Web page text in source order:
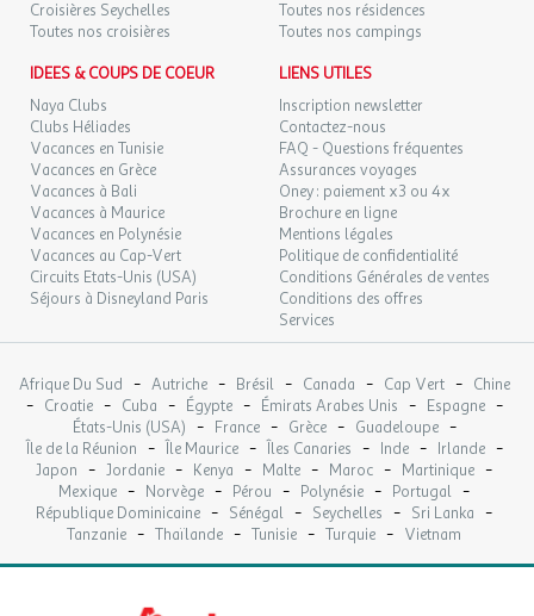
Santé et Bien-être
Espace bien-être
Distance : 20km
Emplacement : En dehors de l'établissement
Prix : Payant
Etablissement
Les atouts de l'Établissement
Point fort 1 : Camping convivial et chaleureux. avec
piscines et toboggans aquatiques, animations et
Point fort 2 : Situé à proximité de la rivière « la Loue »,
descente en canoé et baignade. Forets, cascades, grottes
et circuits à proximité
Point fort 3 : Situé à 12 km d'Arbois (capitale des vins du
Jura), 20 km de Dole, 50 km de Besançon et 70 de Dijon
Autres informations
Nombre d'emplacements : 97 emplacements
Croisières Seychelles
Toutes nos croisières
Toutes nos résidences
Toutes nos campings
IDEES & COUPS DE COEUR
Naya Clubs
Clubs Héliades
Vacances en Tunisie
Vacances en Grèce
Vacances à Bali
Vacances à Maurice
Vacances en Polynésie
Vacances au Cap-Vert
Circuits Etats-Unis (USA)
Séjours à Disneyland Paris
LIENS UTILES
Inscription newsletter
Contactez-nous
FAQ - Questions fréquentes
Assurances voyages
Oney : paiement x3 ou 4x
Brochure en ligne
Mentions légales
Politique de confidentialité
Conditions Générales de ventes
Conditions des offres
Services
Afrique Du Sud - Autriche - Brésil - Canada - Cap Vert - Chine
- Croatie - Cuba - Égypte - Émirats Arabes Unis - Espagne -
États-Unis (USA) - France - Grèce - Guadeloupe -
Île de la Réunion - Île Maurice - Îles Canaries - Inde - Irlande -
Japon - Jordanie - Kenya - Malte - Maroc - Martinique -
Mexique - Norvège - Pérou - Polynésie - Portugal -
République Dominicaine - Sénégal - Seychelles - Sri Lanka -
Tanzanie - Thaïlande - Tunisie - Turquie - Vietnam